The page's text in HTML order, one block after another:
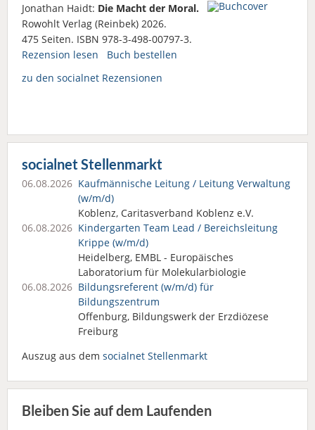
Jonathan Haidt: Die Macht der Moral.
Rowohlt Verlag (Reinbek) 2026.
475 Seiten. ISBN 978-3-498-00797-3.
Rezension lesen
Buch bestellen
zu den socialnet Rezensionen
socialnet Stellenmarkt
06.08.2026 Kaufmännische Leitung / Leitung Verwaltung
(w/m/d)
Koblenz, Caritasverband Koblenz e.V.
06.08.2026 Kindergarten Team Lead / Bereichsleitung
Krippe (w/m/d)
Heidelberg, EMBL - Europäisches
Laboratorium für Molekularbiologie
06.08.2026 Bildungsreferent (w/m/d) für
Bildungszentrum
Offenburg, Bildungswerk der Erzdiözese
Freiburg
Auszug aus dem socialnet Stellenmarkt
Bleiben Sie auf dem Laufenden